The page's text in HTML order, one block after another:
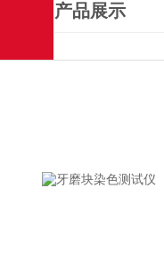
产品展示